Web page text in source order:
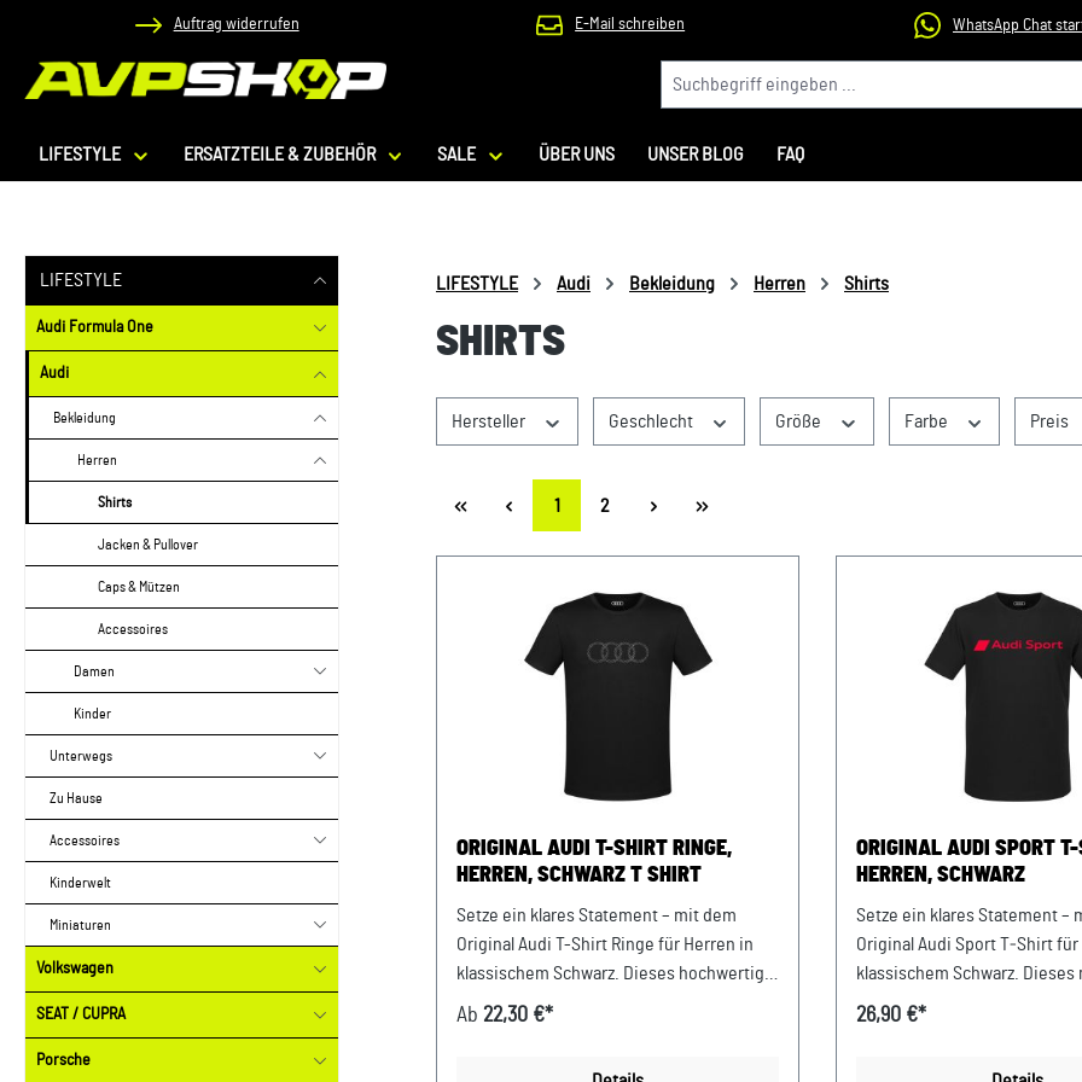
Hauptinhalt springen
Zur Suche springen
Zur Hauptnavigation springen
Auftrag widerrufen E-Mail schreiben WhatsApp Chat
LIFESTYLE ERSATZTEILE & ZUBEHÖR SALE ÜBER UNS UNSER BLOG FAQ
LIFESTYLE
Audi Formula One
Audi
Bekleidung
Herren
Shirts
Jacken & Pullover
Caps & Mützen
Accessoires
Damen
Kinder
Unterwegs
Zu Hause
Accessoires
Kinderwelt
Miniaturen
Volkswagen
SEAT / CUPRA
Porsche
LIFESTYLE Audi Bekleidung Herren Shirts
SHIRTS
Hersteller Geschlecht Größe Farbe Preis
Seite
1 Seite
2
ORIGINAL AUDI T-SHIRT RINGE,
HERREN, SCHWARZ T SHIRT
Setze ein klares Statement – mit dem
Original Audi T-Shirt Ringe für Herren in
klassischem Schwarz. Dieses hochwertige
Kurzarmshirt verbindet minimalistisches
Ab 22,30 €*
ORIGINAL AUDI SPORT
HERREN, SCHWARZ
Setze ein klares Statement –
Original Audi Sport T‑Shirt
klassischem Schwarz. Dieses
Shirt bringt die pure Dynamik
26,90 €*